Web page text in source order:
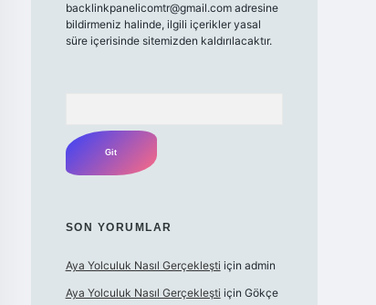
backlinkpanelicomtr@gmail.com adresine
bildirmeniz halinde, ilgili içerikler yasal
süre içerisinde sitemizden kaldırılacaktır.
SON YORUMLAR
Aya Yolculuk Nasıl Gerçekleşti için admin
Aya Yolculuk Nasıl Gerçekleşti için Gökçe